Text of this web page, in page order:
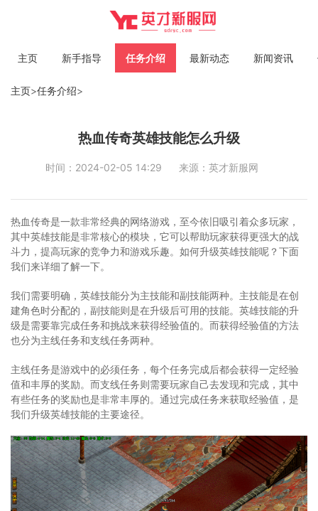
主页 新手指导 任务介绍 最新动态 新闻资讯
主页>任务介绍>
热血传奇英雄技能怎么升级
时间：2024-02-05 14:29 来源：英才新服网
热血传奇是一款非常经典的网络游戏，至今依旧吸引着众多玩家，
其中英雄技能是非常核心的模块，它可以帮助玩家获得更强大的战
斗力，提高玩家的竞争力和游戏乐趣。如何升级英雄技能呢？下面
我们来详细了解一下。
我们需要明确，英雄技能分为主技能和副技能两种。主技能是在创
建角色时分配的，副技能则是在升级后可用的技能。英雄技能的升
级是需要靠完成任务和挑战来获得经验值的。而获得经验值的方法
也分为主线任务和支线任务两种。
主线任务是游戏中的必须任务，每个任务完成后都会获得一定经验
值和丰厚的奖励。而支线任务则需要玩家自己去发现和完成，其中
有些任务的奖励也是非常丰厚的。通过完成任务来获取经验值，是
我们升级英雄技能的主要途径。